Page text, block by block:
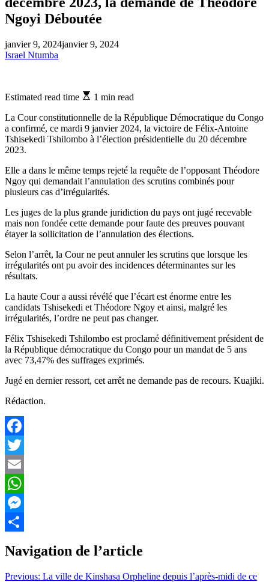
Ngoyi Déboutée
janvier 9, 2024janvier 9, 2024
Israel Ntumba
Estimated read time
1 min read
La Cour constitutionnelle de la République Démocratique du Congo
a confirmé, ce mardi 9 janvier 2024, la victoire de Félix-Antoine
Tshisekedi Tshilombo à l’élection présidentielle du 20 décembre
2023.
Elle a dans le même temps rejeté la requête de l’opposant Théodore
Ngoy qui demandait l’annulation des scrutins combinés pour
plusieurs cas d’irrégularités.
Les juges de la plus grande juridiction du pays ont jugé recevable
mais non fondée cette demande pour faute des preuves pouvant
étayer la sollicitation de l’annulation des élections.
Selon l’arrêt, la Cour ne peut annuler les scrutins que lorsque les
irrégularités ont pu avoir des incidences déterminantes sur les
résultats.
La haute Cour a aussi révélé que l’écart est énorme entre les
candidats Tshisekedi et Théodore Ngoy et ainsi, malgré les
irrégularités, l’ordre ne peut pas changer.
Félix Tshisekedi Tshilombo est proclamé définitivement président de
la République démocratique du Congo pour un mandat de 5 ans
avec 73,47% des suffrages exprimés.
Jugé en dernier ressort, cet arrêt ne demande pas de recours. Kuajiki.
Rédaction.
Facebook
Twitter
Email
WhatsApp
Messenger
Navigation de l’article
Previous: La ville de Kinshasa Orpheline depuis l’après-midi de ce